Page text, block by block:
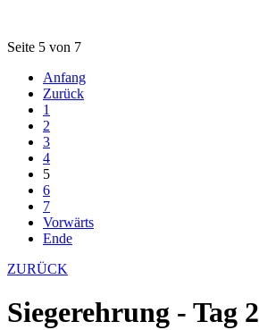
Seite 5 von 7
Anfang
Zurück
1
2
3
4
5
6
7
Vorwärts
Ende
ZURÜCK
Siegerehrung - Tag 2